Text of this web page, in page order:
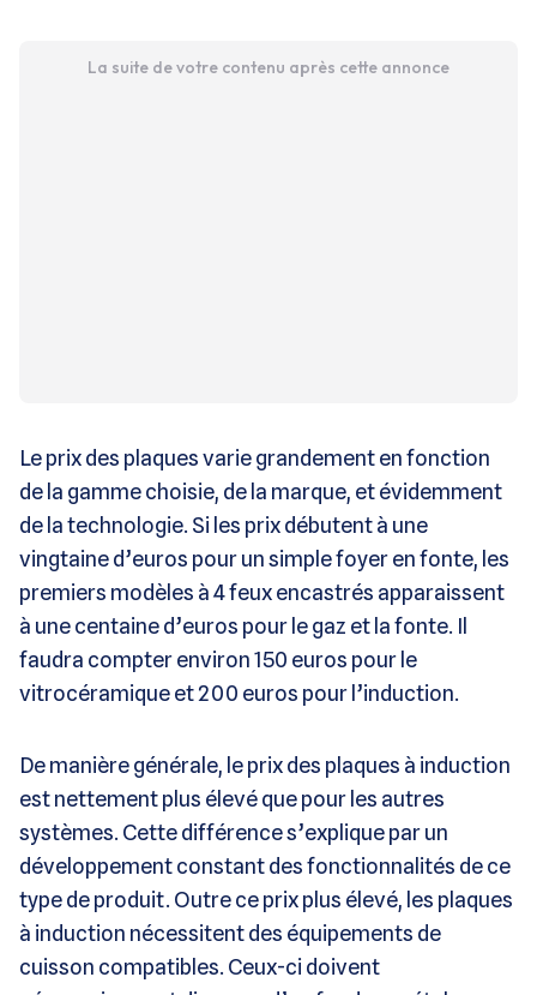
La suite de votre contenu après cette annonce
Le prix des plaques varie grandement en fonction
de la gamme choisie, de la marque, et évidemment
de la technologie. Si les prix débutent à une
vingtaine d’euros pour un simple foyer en fonte, les
premiers modèles à 4 feux encastrés apparaissent
à une centaine d’euros pour le gaz et la fonte. Il
faudra compter environ 150 euros pour le
vitrocéramique et 200 euros pour l’induction.
De manière générale, le prix des plaques à induction
est nettement plus élevé que pour les autres
systèmes. Cette différence s’explique par un
développement constant des fonctionnalités de ce
type de produit. Outre ce prix plus élevé, les plaques
à induction nécessitent des équipements de
cuisson compatibles. Ceux-ci doivent